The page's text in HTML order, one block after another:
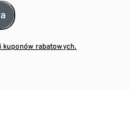
kuponów rabatowych.